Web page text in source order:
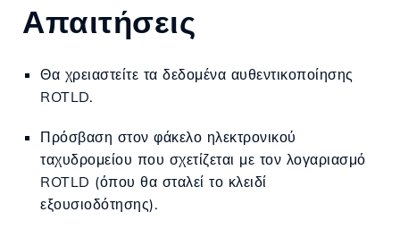
Απαιτήσεις
Θα χρειαστείτε τα δεδομένα αυθεντικοποίησης
ROTLD.
Πρόσβαση στον φάκελο ηλεκτρονικού
ταχυδρομείου που σχετίζεται με τον λογαριασμό
ROTLD (όπου θα σταλεί το κλειδί
εξουσιοδότησης).